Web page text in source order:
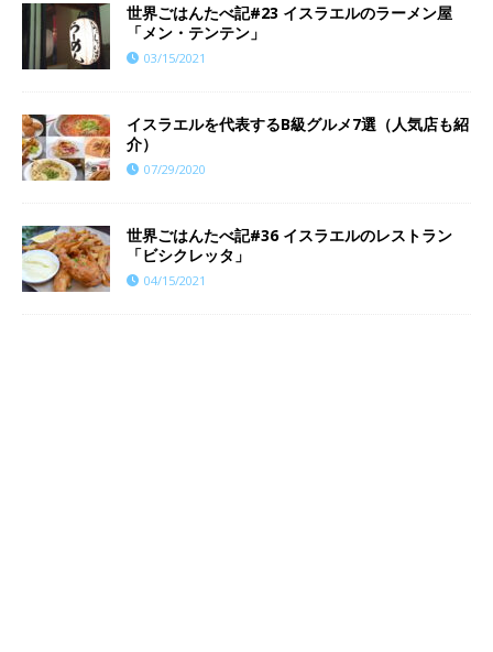
世界ごはんたべ記#23 イスラエルのラーメン屋
「メン・テンテン」
03/15/2021
イスラエルを代表するB級グルメ7選（人気店も紹
介）
07/29/2020
世界ごはんたべ記#36 イスラエルのレストラン
「ビシクレッタ」
04/15/2021